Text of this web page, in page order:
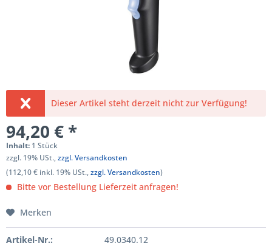
Dieser Artikel steht derzeit nicht zur Verfügung!
94,20 € *
Inhalt: 1 Stück
zzgl. 19% USt.,zzgl. Versandkosten
(112,10 € inkl. 19% USt.,zzgl. Versandkosten)
Bitte vor Bestellung Lieferzeit anfragen!
Merken
Artikel-Nr.:
49.0340.12